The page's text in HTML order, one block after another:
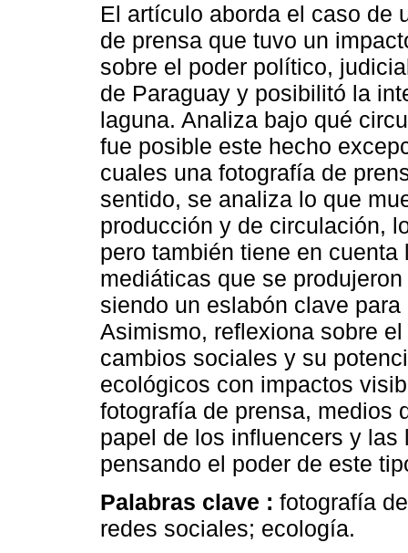
El artículo aborda el caso de
de prensa que tuvo un
sobre el poder político,
de Paraguay y posibilitó la
laguna. Analiza bajo qué
fue posible este hecho
cuales una fotografía de
sentido, se analiza lo que
producción y de circulación,
pero también tiene en
mediáticas que se
siendo un eslabón clave
Asimismo, reflexiona sobre
cambios sociales y su
ecológicos con impactos
fotografía de prensa, medios
papel de los influencers y
pensando el poder de este
Palabras clave : fotografía
redes sociales; ecología.